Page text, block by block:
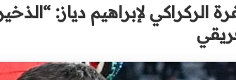
الركراكي لإبراهيم دياز: